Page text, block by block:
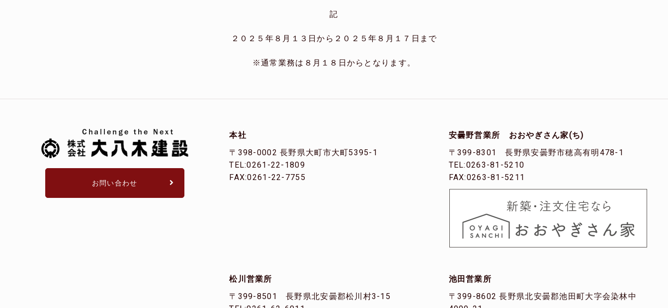
記
２０２５年８月１３日から２０２５年８月１７日まで
※通常業務は８月１８日からとなります。
お問い合わせ
本社
〒398-0002 長野県大町市大町5395-1
TEL:0261-22-1809
FAX:0261-22-7755
安曇野営業所 おおやぎさん家(ち)
〒399-8301 長野県安曇野市穂高有明478-1
TEL:0263-81-5210
FAX:0263-81-5211
松川営業所
〒399-8501 長野県北安曇郡松川村3-15
池田営業所
〒399-8602 長野県北安曇郡池田町大字会染林中